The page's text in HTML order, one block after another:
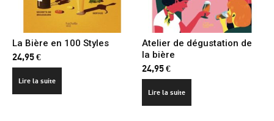
La Bière en 100 Styles
24,95€
Lire la suite
Atelier de dégustation de
la bière
24,95€
Lire la suite